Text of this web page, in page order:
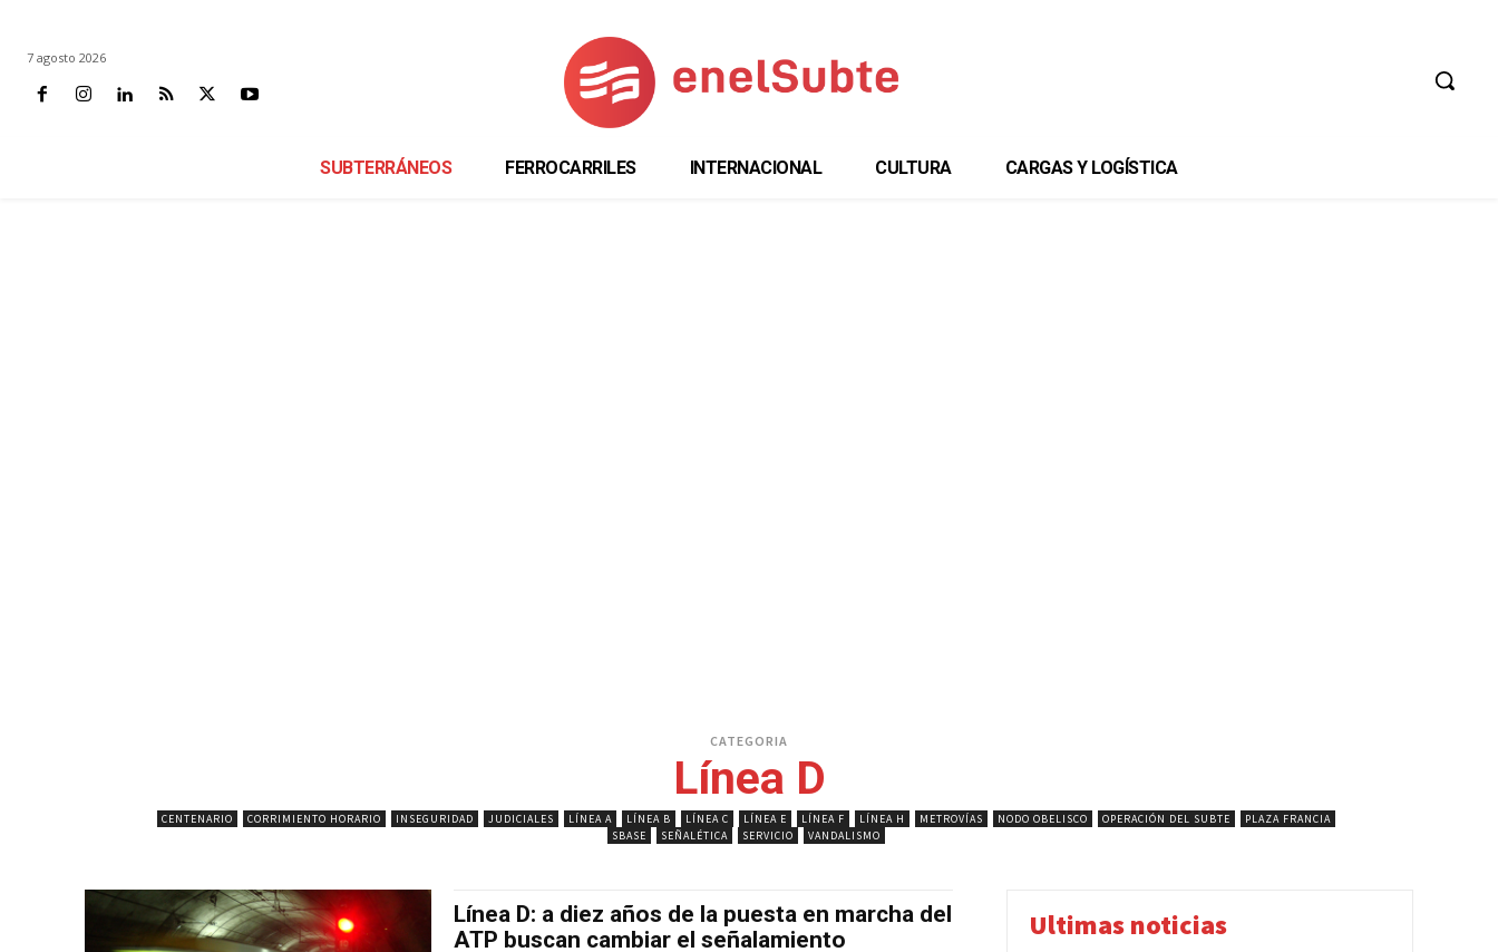
7 agosto 2026
SUBTERRÁNEOS FERROCARRILES INTERNACIONAL CULTURA CARGAS Y LOGÍSTICA
CATEGORIA
Línea D
CENTENARIO CORRIMIENTO HORARIO INSEGURIDAD JUDICIALES LÍNEA A LÍNEA B LÍNEA C LÍNEA E LÍNEA F LÍNEA H METROVÍAS NODO OBELISCO OPERACIÓN DEL SUBTE
PLAZA FRANCIA
SBASE
SEÑALÉTICA SERVICIO VANDALISMO
Línea D: a diez años de la puesta en marcha del
ATP buscan cambiar el señalamiento
Ultimas noticias